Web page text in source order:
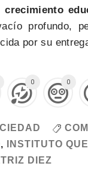
crecimiento
profundo,
por su
0 0
, INSTITUTO
DIEZ